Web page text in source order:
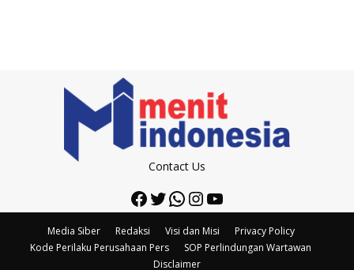
Contact Us
Facebook
Twitter
WhatsApp
Instagram
YouTube
Media Siber Redaksi Visi dan Misi
Privacy Policy
Kode Perilaku Perusahaan Pers
SOP Perlindungan Wartawan
Disclaimer